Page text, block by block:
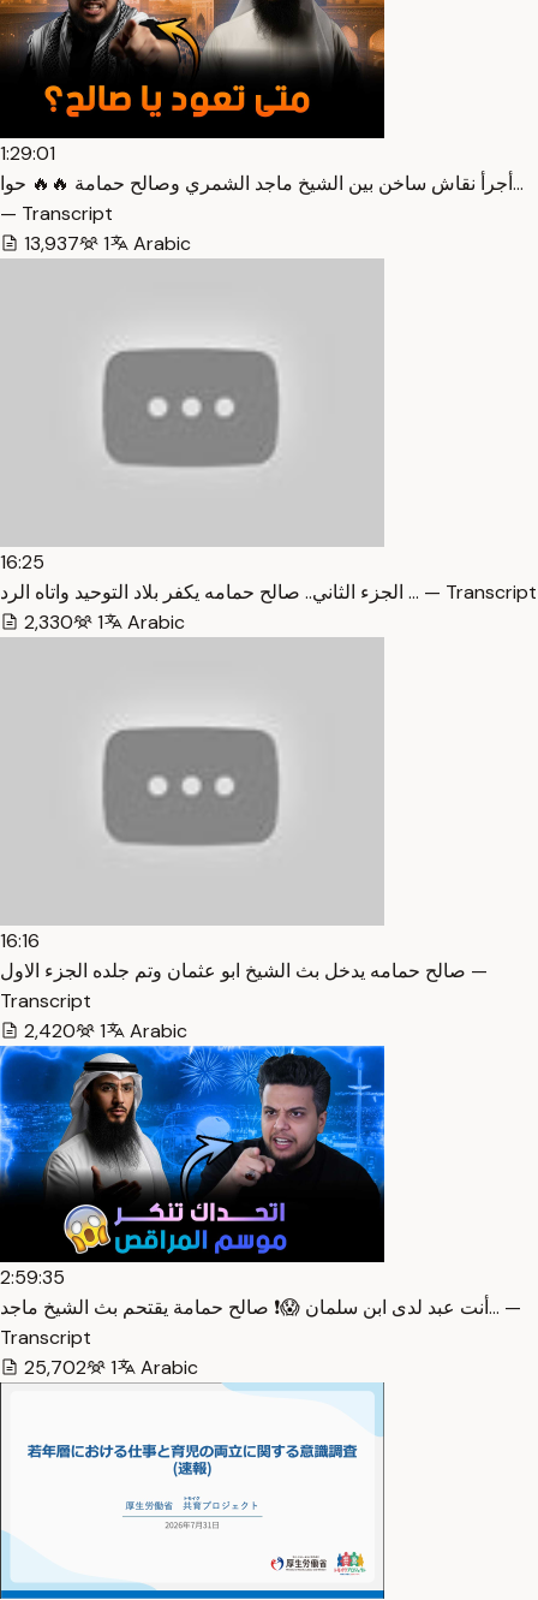
1:29:01
أجرأ نقاش ساخن بين الشيخ ماجد الشمري وصالح حمامة 🔥🔥 حوا…
— Transcript
13,937
1 Arabic
16:25
الجزء الثاني.. صالح حمامه يكفر بلاد التوحيد واتاه الرد … — Transcript
2,330
1 Arabic
16:16
صالح حمامه يدخل بث الشيخ ابو عثمان وتم جلده الجزء الاول —
Transcript
2,420
1 Arabic
2:59:35
أنت عبد لدى ابن سلمان 😱❗ صالح حمامة يقتحم بث الشيخ ماجد… —
Transcript
25,702
1 Arabic